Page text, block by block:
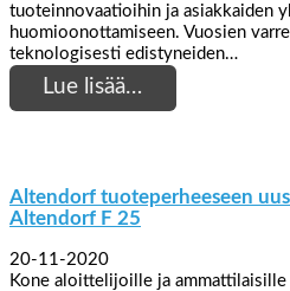
tuoteinnovaatioihin ja asiakkaiden
huomioonottamiseen. Vuosien
teknologisesti edistyneiden…
Lue lisää…
Altendorf tuoteperheeseen
Altendorf F 25
20-11-2020
Kone aloittelijoille ja